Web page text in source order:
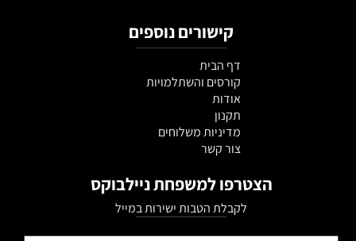
קישורים נוספים
דף הבית
קורסים והשתלמויות
אודות
תקנון
מדיניות משלוחים
צור קשר
הצטרפו למשפחת ניילבוקס
לקבלת הטבות ישירות במייל